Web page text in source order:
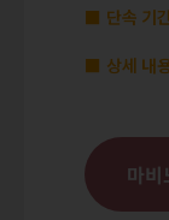
■ 단속 기
■ 상세 내
마비